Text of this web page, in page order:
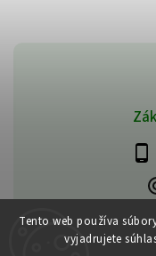
Tento web používa
vyjadrujete